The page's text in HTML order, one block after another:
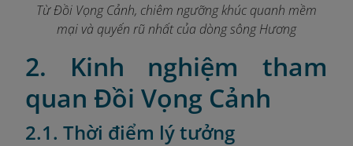
Từ Đồi Vọng Cảnh, chiêm ngưỡng khúc quanh mềm
mại và quyến rũ nhất của dòng sông Hương
2. Kinh nghiệm tham
quan Đồi Vọng Cảnh
2.1. Thời điểm lý tưởng